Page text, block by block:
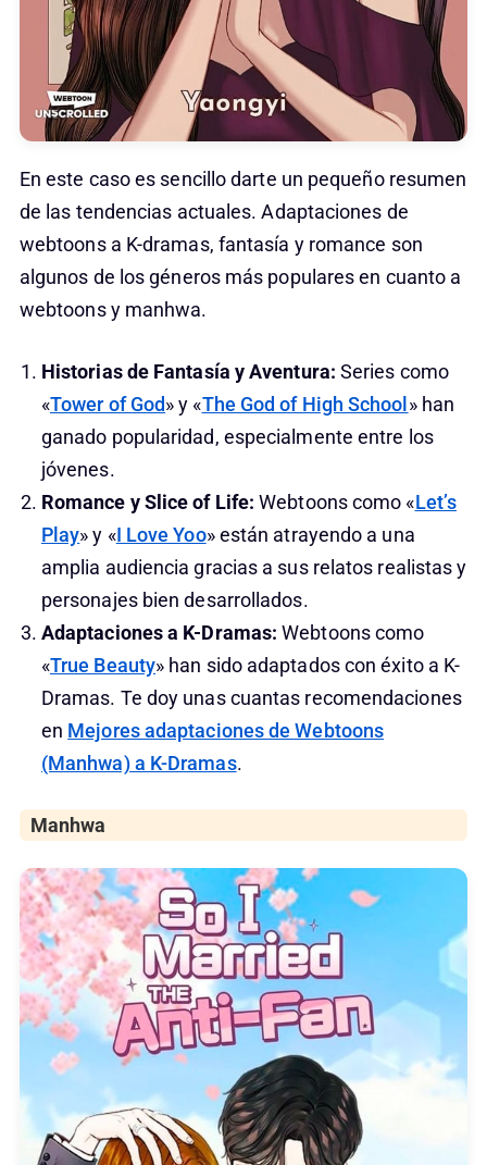
En este caso es sencillo darte un pequeño resumen
de las tendencias actuales. Adaptaciones de
webtoons a K-dramas, fantasía y romance son
algunos de los géneros más populares en cuanto a
webtoons y manhwa.
Historias de Fantasía y Aventura: Series como
«Tower of God» y «The God of High School » han
ganado popularidad, especialmente entre los
jóvenes.
Romance y Slice of Life: Webtoons como «Let’s
Play» y «I Love Yoo» están atrayendo a una
amplia audiencia gracias a sus relatos realistas y
personajes bien desarrollados.
Adaptaciones a K-Dramas: Webtoons como
«True Beauty» han sido adaptados con éxito a K-
Dramas. Te doy unas cuantas recomendaciones
en Mejores adaptaciones de Webtoons
(Manhwa) a K-Dramas.
Manhwa